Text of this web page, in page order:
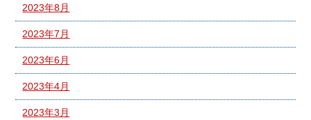
2023年8月
2023年7月
2023年6月
2023年4月
2023年3月